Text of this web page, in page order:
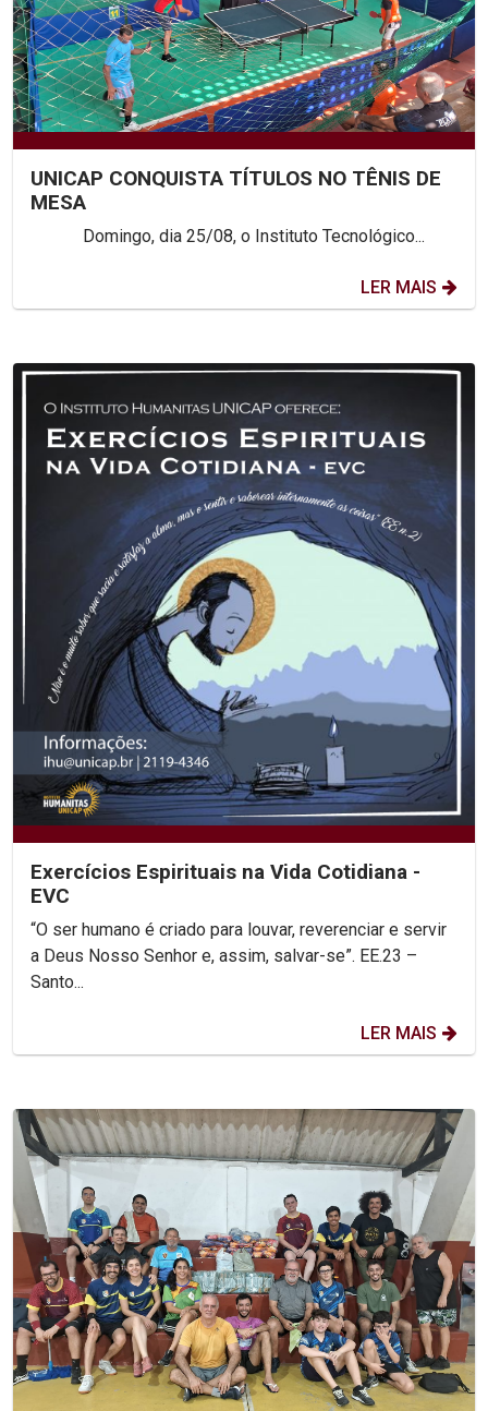
UNICAP CONQUISTA TÍTULOS NO TÊNIS DE
MESA
Domingo, dia 25/08, o Instituto Tecnológico...
LER MAIS
Exercícios Espirituais na Vida Cotidiana -
EVC
“O ser humano é criado para louvar, reverenciar e servir
a Deus Nosso Senhor e, assim, salvar-se”. EE.23 –
Santo...
LER MAIS